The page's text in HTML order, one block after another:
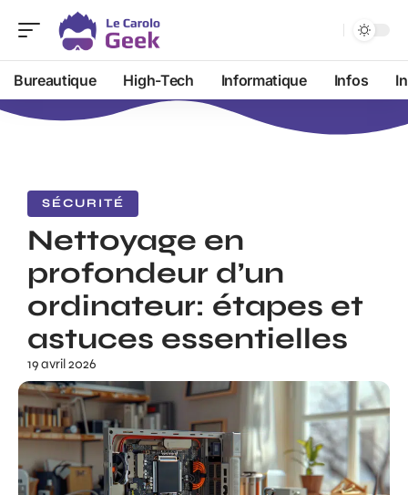
Bureautique High-Tech Informatique Infos
SÉCURITÉ
Nettoyage en
profondeur d’un
ordinateur: étapes et
astuces essentielles
19 avril 2026